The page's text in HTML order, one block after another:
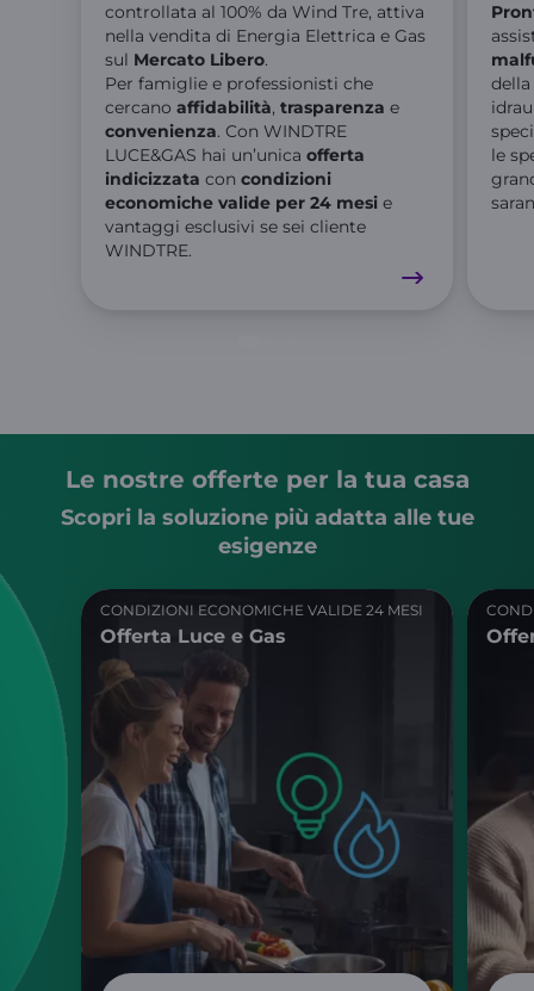
controllata al 100% da Wind Tre, attiva
nella vendita di Energia Elettrica e Gas
sul Mercato Libero.​
Per famiglie e professionisti che
cercano affidabilità, trasparenza e
convenienza. Con WINDTRE
LUCE&GAS hai un’unica offerta
indicizzata con condizioni
economiche valide per 24 mesi e
vantaggi esclusivi se sei cliente
WINDTRE.
le
Le nostre offerte per la tua casa
Scopri la soluzione più adatta alle tue
esigenze
CONDIZIONI ECONOMICHE VALIDE 24 MESI
Offerta Luce e Gas